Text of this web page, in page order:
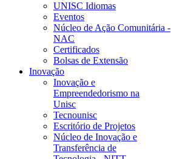
UNISC Idiomas
Eventos
Núcleo de Ação Comunitária -
NAC
Certificados
Bolsas de Extensão
Inovação
Inovação e
Empreendedorismo na
Unisc
Tecnounisc
Escritório de Projetos
Núcleo de Inovação e
Transferência de